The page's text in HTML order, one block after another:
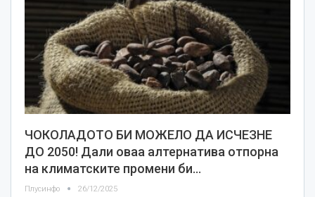
ЧОКОЛАДОТО БИ МОЖЕЛО ДА ИСЧЕЗНЕ
ДО 2050! Дали оваа алтернатива отпорна
на климатските промени би…
Плусинфо 26/12/2025